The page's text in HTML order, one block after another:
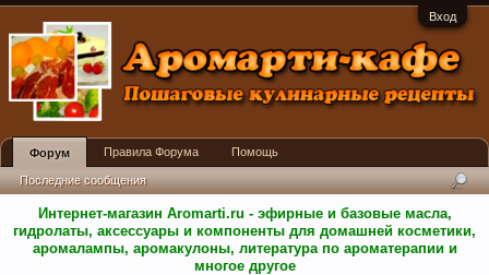
Вход
Интернет-магазин Aromarti.ru - эфирные и базовые масла,
гидролаты, аксессуары и компоненты для домашней косметики,
аромалампы, аромакулоны, литература по ароматерапии и
многое другое
Форум
Последние сообщения
Правила Форума Помощь